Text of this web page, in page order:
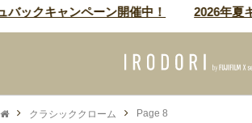
クキャンペーン開催中！ 2026年夏キャ
クラシッククローム Page 8